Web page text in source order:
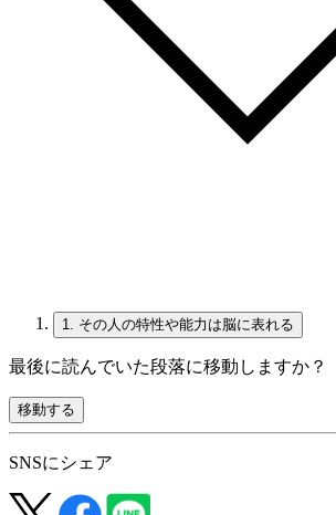
1. その人の特性や能力は脳に表れる
最後に読んでいた段落に移動しますか？
移動する
SNSにシェア